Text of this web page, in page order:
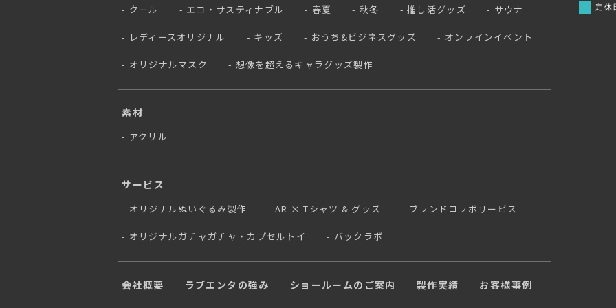
クール エコ・サスティナブル 春夏 秋冬 推し活グッズ サウナ
レディースオリジナル キッズ おうち&ビジネスグッズ オンラインイベント
オリジナルマスク 想像を超えるキャラグッズ製作
素材
アクリル
サービス
オリジナルぬいぐるみ製作 AR × Tシャツ & グッズ ブランドコラボサービス
オリジナルガチャガチャ・カプセルトイ バックラボ
会社概要 ラブエンタの強み ショールームのご案内 製作実績
お客様事例
定休